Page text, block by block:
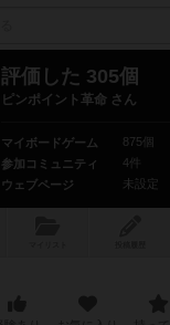
評価した 305個
ピンポイント革命 さん
マイボードゲーム
875個
参加コミュニティ
4件
ウェブページ
未設定